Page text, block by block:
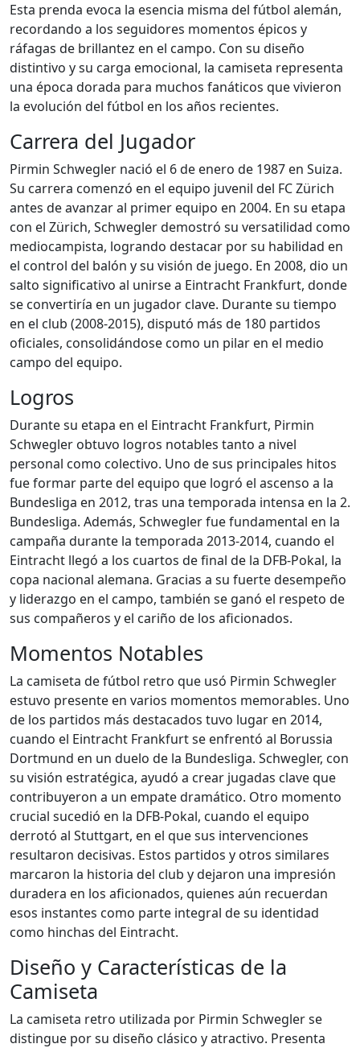
Esta prenda evoca la esencia misma del fútbol alemán,
recordando a los seguidores momentos épicos y
ráfagas de brillantez en el campo. Con su diseño
distintivo y su carga emocional, la camiseta representa
una época dorada para muchos fanáticos que vivieron
la evolución del fútbol en los años recientes.
Carrera del Jugador
Pirmin Schwegler nació el 6 de enero de 1987 en Suiza.
Su carrera comenzó en el equipo juvenil del FC Zürich
antes de avanzar al primer equipo en 2004. En su etapa
con el Zürich, Schwegler demostró su versatilidad como
mediocampista, logrando destacar por su habilidad en
el control del balón y su visión de juego. En 2008, dio un
salto significativo al unirse a Eintracht Frankfurt, donde
se convertiría en un jugador clave. Durante su tiempo
en el club (2008-2015), disputó más de 180 partidos
oficiales, consolidándose como un pilar en el medio
campo del equipo.
Logros
Durante su etapa en el Eintracht Frankfurt, Pirmin
Schwegler obtuvo logros notables tanto a nivel
personal como colectivo. Uno de sus principales hitos
fue formar parte del equipo que logró el ascenso a la
Bundesliga en 2012, tras una temporada intensa en la 2.
Bundesliga. Además, Schwegler fue fundamental en la
campaña durante la temporada 2013-2014, cuando el
Eintracht llegó a los cuartos de final de la DFB-Pokal, la
copa nacional alemana. Gracias a su fuerte desempeño
y liderazgo en el campo, también se ganó el respeto de
sus compañeros y el cariño de los aficionados.
Momentos Notables
La camiseta de fútbol retro que usó Pirmin Schwegler
estuvo presente en varios momentos memorables. Uno
de los partidos más destacados tuvo lugar en 2014,
cuando el Eintracht Frankfurt se enfrentó al Borussia
Dortmund en un duelo de la Bundesliga. Schwegler, con
su visión estratégica, ayudó a crear jugadas clave que
contribuyeron a un empate dramático. Otro momento
crucial sucedió en la DFB-Pokal, cuando el equipo
derrotó al Stuttgart, en el que sus intervenciones
resultaron decisivas. Estos partidos y otros similares
marcaron la historia del club y dejaron una impresión
duradera en los aficionados, quienes aún recuerdan
esos instantes como parte integral de su identidad
como hinchas del Eintracht.
Diseño y Características de la
Camiseta
La camiseta retro utilizada por Pirmin Schwegler se
distingue por su diseño clásico y atractivo. Presenta